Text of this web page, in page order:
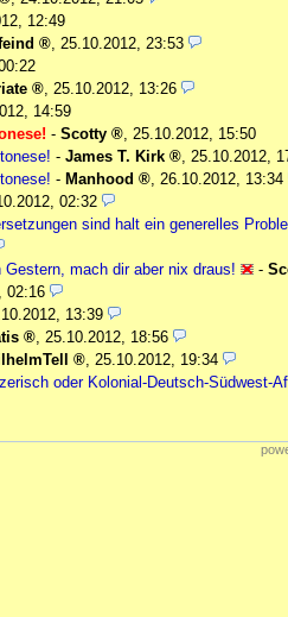
12:49
25.10.2012, 23:53
25.10.2012, 13:26
14:59
- Scotty
25.10.2012, 15:50
- James T. Kirk
25.10.2012,
- Manhood
26.10.2012, 13:34
02:32
sind halt ein generelles
mach dir aber nix draus!
-
02:16
13:39
25.10.2012, 18:56
25.10.2012, 19:34
oder Kolonial-Deutsch-Südwest-